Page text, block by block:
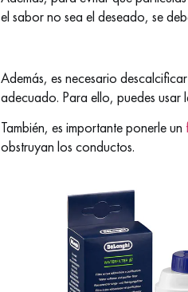
el sabor no sea el deseado, se
Además, es necesario
adecuado. Para ello, puedes usar
También, es importante ponerle un
obstruyan los conductos.